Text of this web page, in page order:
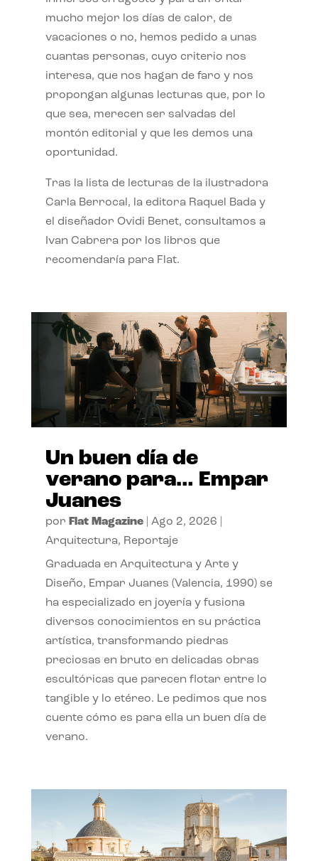
mucho mejor los días de calor, de
vacaciones o no, hemos pedido a unas
cuantas personas, cuyo criterio nos
interesa, que nos hagan de faro y nos
propongan algunas lecturas que, por lo
que sea, merecen ser salvadas del
montón editorial y que les demos una
oportunidad.
Tras la lista de lecturas de la ilustradora
Carla Berrocal, la editora Raquel Bada y
el diseñador Ovidi Benet, consultamos a
Ivan Cabrera por los libros que
recomendaría para Flat.
Un buen día de
verano para… Empar
Juanes
por Flat Magazine| Ago 2, 2026
Arquitectura, Reportaje
Graduada en Arquitectura y Arte y
Diseño, Empar Juanes (Valencia, 1990) se
ha especializado en joyería y fusiona
diversos conocimientos en su práctica
artística, transformando piedras
preciosas en bruto en delicadas obras
escultóricas que parecen flotar entre lo
tangible y lo etéreo. Le pedimos que nos
cuente cómo es para ella un buen día de
verano.